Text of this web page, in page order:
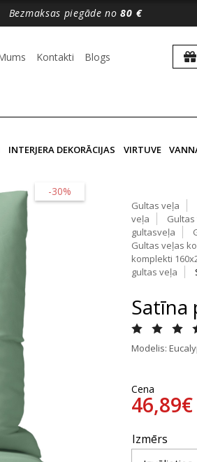
Bezmaksas piegāde no80 €
Kontakti Blogs
INTERJERA DEKORĀCIJAS VIRTUVE
-30%
Gultas veļa
veļa
gultasveļa
Gultas veļas
komplekti
gultas veļa
Satīna
Modelis:
Cena
46,89€
Izmērs